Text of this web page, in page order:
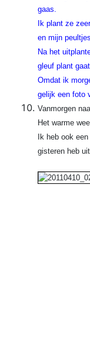
gaas.
Ik plant ze
en mijn
Na het
gleuf plant
Omdat ik
gelijk een foto
Vanmorgen
Het warme
Ik heb ook
gisteren heb